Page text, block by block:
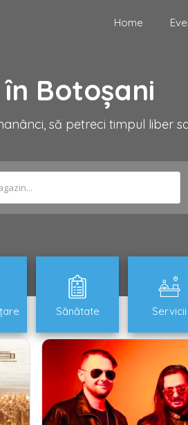
Home
Botoșani
să petreci timpul liber
Sănătate Servicii